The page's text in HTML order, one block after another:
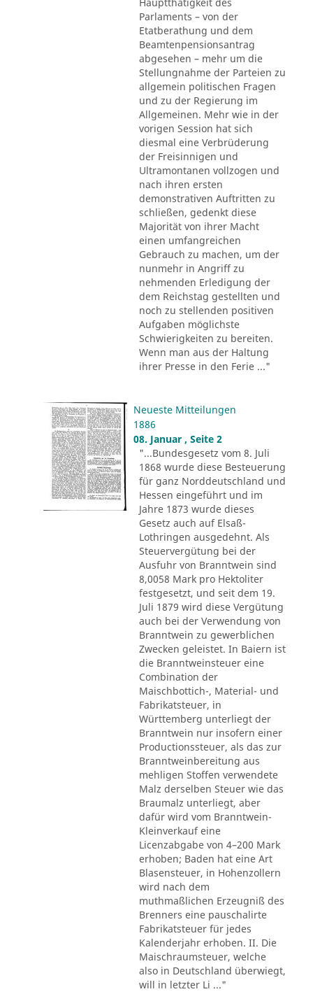
Parlaments – von der
Etatberathung und dem
Beamtenpensionsantrag
abgesehen – mehr um die
Stellungnahme der Parteien zu
allgemein politischen Fragen
und zu der Regierung im
Allgemeinen. Mehr wie in der
vorigen Session hat sich
diesmal eine Verbrüderung
der Freisinnigen und
Ultramontanen vollzogen und
nach ihren ersten
demonstrativen Auftritten zu
schließen, gedenkt diese
Majorität von ihrer Macht
einen umfangreichen
Gebrauch zu machen, um der
nunmehr in Angriff zu
nehmenden Erledigung der
dem Reichstag gestellten und
noch zu stellenden positiven
Aufgaben möglichste
Schwierigkeiten zu bereiten.
Wenn man aus der Haltung
ihrer Presse in den Ferie ..."
Neueste Mitteilungen
1886
08. Januar , Seite 2
"...Bundesgesetz vom 8. Juli
1868 wurde diese Besteuerung
für ganz Norddeutschland und
Hessen eingeführt und im
Jahre 1873 wurde dieses
Gesetz auch auf Elsaß-
Lothringen ausgedehnt. Als
Steuervergütung bei der
Ausfuhr von Branntwein sind
8,0058 Mark pro Hektoliter
festgesetzt, und seit dem 19.
Juli 1879 wird diese Vergütung
auch bei der Verwendung von
Branntwein zu gewerblichen
Zwecken geleistet. In Baiern ist
die Branntweinsteuer eine
Combination der
Maischbottich-, Material- und
Fabrikatsteuer, in
Württemberg unterliegt der
Branntwein nur insofern einer
Productionssteuer, als das zur
Branntweinbereitung aus
mehligen Stoffen verwendete
Malz derselben Steuer wie das
Braumalz unterliegt, aber
dafür wird vom Branntwein-
Kleinverkauf eine
Licenzabgabe von 4–200 Mark
erhoben; Baden hat eine Art
Blasensteuer, in Hohenzollern
wird nach dem
muthmaßlichen Erzeugniß des
Brenners eine pauschalirte
Fabrikatsteuer für jedes
Kalenderjahr erhoben. II. Die
Maischraumsteuer, welche
also in Deutschland überwiegt,
will in letzter Li ..."